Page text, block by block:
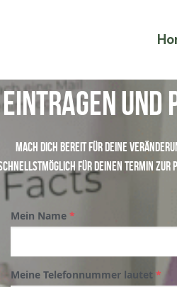
und
Mach Dich bereit für Deine
für Deinen Termin zur
Mein Name *
Meine Telefonnummer lautet *